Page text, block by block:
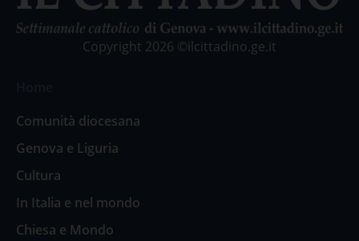
Copyright 2026 ©ilcittadino.ge.it
Comunità diocesana
Genova e Liguria
Cultura
In Italia e nel mondo
Chiesa e Mondo